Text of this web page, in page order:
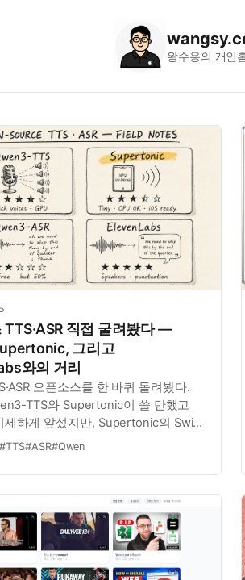
왕수용의 개인
TTS·ASR 직접 굴려봤다 —
그리고
와의 거리
오픈소스를 한 바퀴 돌려봤다.
TTS와 Supertonic이 쓸 만했고
세하게 앞섰지만, Supertonic의 Swift
on-device 가능성이 더 끌렸다.
대비 50% 수준. 회의록은 아직
료라는 점에 만족.
#TTS#ASR#Qwen